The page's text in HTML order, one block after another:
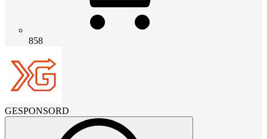
858
GESPONSORD